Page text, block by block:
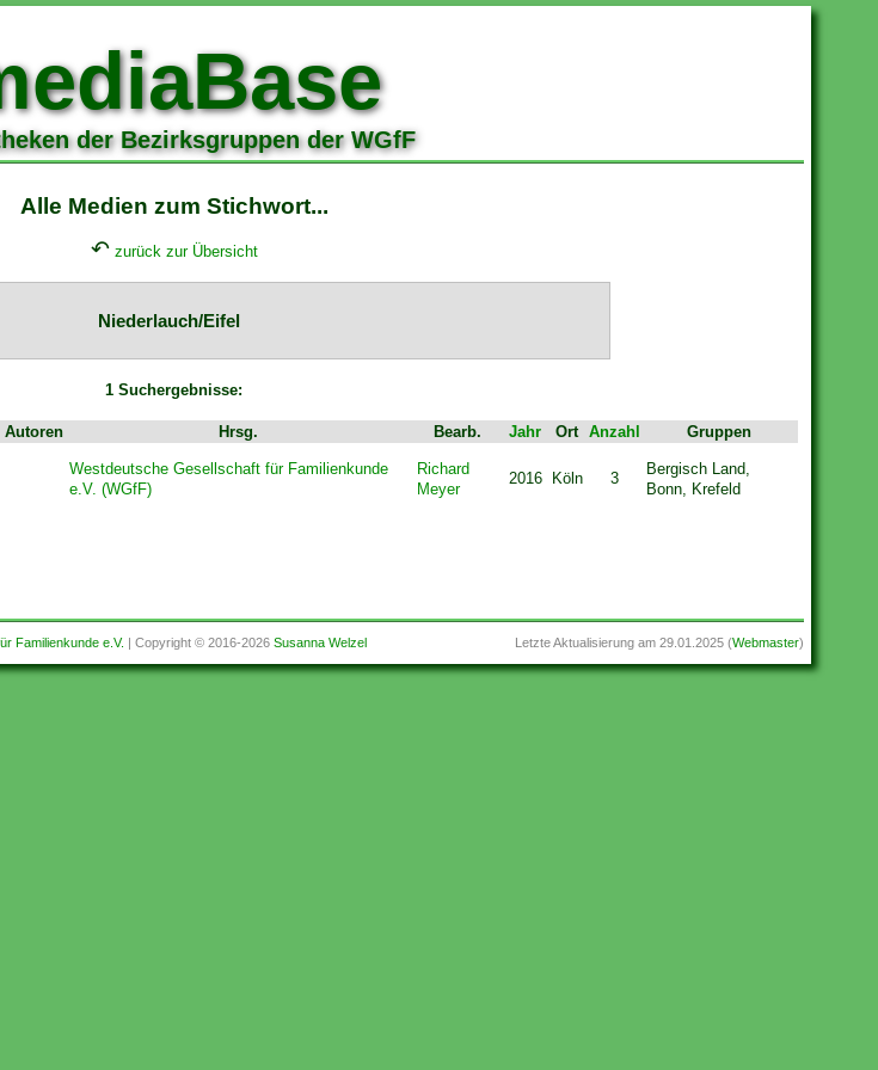
der Bezirksgruppen der WGfF
Alle Medien zum Stichwort...
↶ zurück zur Übersicht
Niederlauch/Eifel
1 Suchergebnisse:
Autoren Hrsg. Bearb. Jahr Ort Anzahl
Gruppen
Westdeutsche Gesellschaft für Familienkunde
e.V. (WGfF)
Richard
Meyer
2016 Köln 3
Bergisch Land,
Bonn, Krefeld
Letzte Aktualisierung am29.01.2025(Webmaster)
Familienkunde e.V. | Copyright © 2016-2026Susanna Welzel